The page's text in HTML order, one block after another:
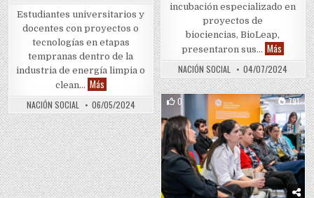
incubación especializado en
proyectos de
biociencias, BioLeap,
presentaron sus… Más Éxito
NACIÓN SOCIAL 04/07/2024
Estudiantes universitarios y
docentes con proyectos o
tecnologías en etapas
tempranas dentro de la
industria de energía limpia o
clean… MásRegresa proyecto empresarial enfocado en energía limpia
NACIÓN SOCIAL 06/05/2024 0 791
Posted in